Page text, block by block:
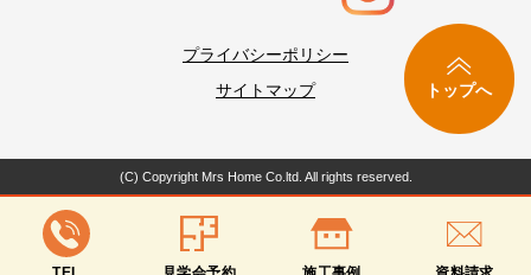
トップへ
プライバシーポリシー
サイトマップ
(C) Copyright Mrs Home Co.ltd. All rights reserved.